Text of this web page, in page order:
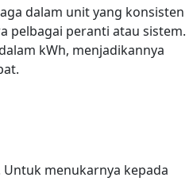
dalam unit yang konsisten
pelbagai peranti atau sistem.
kWh, menjadikannya
Untuk menukarnya kepada